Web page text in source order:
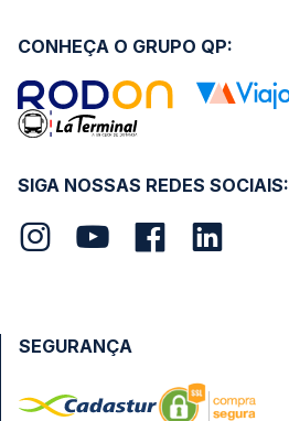
SIGA NOSSAS REDES SOCIAIS:
CONHEÇA O GRUPO QP:
SEGURANÇA